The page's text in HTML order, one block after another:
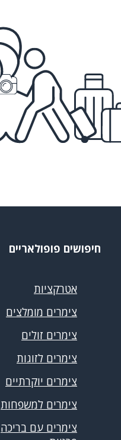
חיפושים פופולאריים
אטרקציות
צימרים מומלצים
צימרים זולים
צימרים לזוגות
צימרים יוקרתיים
צימרים למשפחות
צימרים עם בריכה